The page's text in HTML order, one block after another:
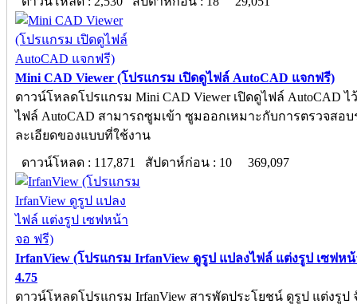
Mini CAD Viewer (โปรแกรม เปิดดูไฟล์ AutoCAD แจกฟรี)
ดาวน์โหลดโปรแกรม Mini CAD Viewer เปิดดูไฟล์ AutoCAD ไ
ไฟล์ AutoCAD สามารถซูมเข้า ซูมออกเหมาะกับการตรวจสอบ
ละเอียดของแบบที่ใช้งาน
ดาวน์โหลด : 117,871 สัปดาห์ก่อน : 10
369,097
IrfanView (โปรแกรม IrfanView ดูรูป แปลงไฟล์ แต่งรูป เซฟห
4.75
ดาวน์โหลดโปรแกรม IrfanView สารพัดประโยชน์ ดูรูป แต่งรูป